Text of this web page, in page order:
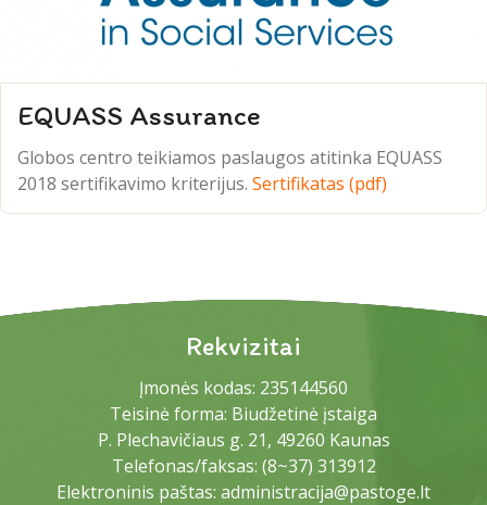
EQUASS Assurance
Globos centro teikiamos paslaugos atitinka EQUASS
2018 sertifikavimo kriterijus. Sertifikatas (pdf)
Rekvizitai
Įmonės kodas: 235144560
Teisinė forma: Biudžetinė įstaiga
P. Plechavičiaus g. 21, 49260 Kaunas
Telefonas/faksas: (8~37) 313912
Elektroninis paštas: administracija@pastoge.lt